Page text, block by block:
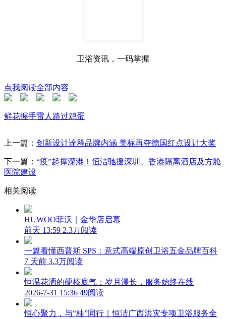
卫浴资讯，一码掌握
点我阅读全部内容
鲜花握手雷人 路过鸡蛋
上一篇： 创新设计诠释品牌内涵 美标再夺德国红点设计大奖
下一篇： “疫”起撑深港！恒洁驰援深圳、香港隔离酒店及方舱
医院建设
相关阅读
HUWOO菲沃｜金华店启幕
前天 13:59 2.3万阅读
一篇看懂西普斯 SPS：意式高端原创卫浴五金品牌百科
7 天前 3.3万阅读
恒温花洒的硬核底气：岁月漫长，服务始终在线
2026-7-31 15:36 49阅读
恒心聚力，与“桂”同行｜恒洁广西洪灾专项卫浴服务全